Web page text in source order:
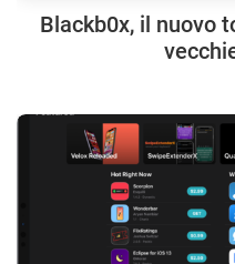
Blackb0x, il nuovo